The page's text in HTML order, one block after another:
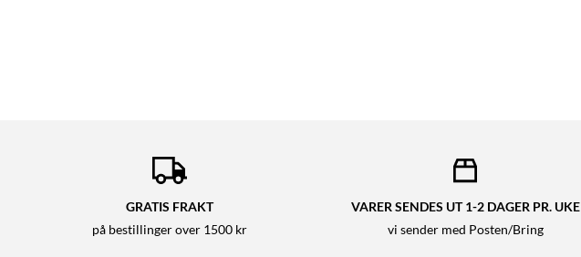
GRATIS FRAKT
på bestillinger over 1500 kr
VARER SENDES UT 1-2 DAGER PR. UKE
vi sender med Posten/Bring